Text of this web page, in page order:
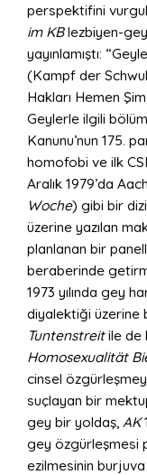
perspektifini
im KBlezbiyen-
yayınlamıştı:
(Kampf der
Hakları Hemen
Geylerle ilgili
Kanunu’nun 175.
homofobi ve ilk
Aralık 1979’da
Woche) gibi bir
üzerine yazılan
planlanan bir
beraberinde
1973 yılında gey
diyalektiği üzerine
Tuntenstreitile de
Homosexualität
cinsel
suçlayan bir
gey bir yoldaş, AK
gey özgürleşmesi
ezilmesinin